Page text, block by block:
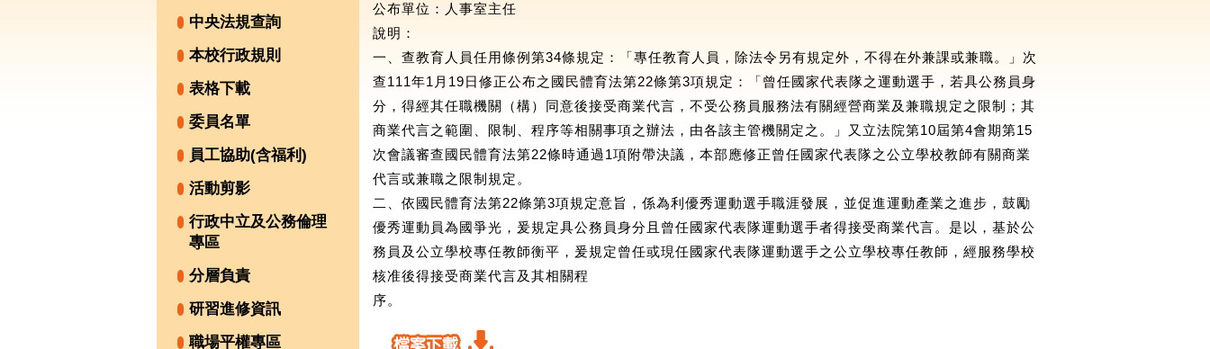
中央法規查詢
本校行政規則
表格下載
委員名單
員工協助(含福利)
活動剪影
行政中立及公務倫理
專區
分層負責
研習進修資訊
職場平權專區
公布單位 ：人事室主任
說明：
一、查教育人員任用條例第34條規定：「專任教育人員，除法令另有規定外，不得在外兼課或兼職。」次
查111年1月19日修正公布之國民體育法第22條第3項規定：「曾任國家代表隊之運動選手，若具公務員身
分，得經其任職機關（構）同意後接受商業代言，不受公務員服務法有關經營商業及兼職規定之限制；其
商業代言之範圍、限制、程序等相關事項之辦法，由各該主管機關定之。」又立法院第10屆第4會期第15
次會議審查國民體育法第22條時通過1項附帶決議，本部應修正曾任國家代表隊之公立學校教師有關商業
代言或兼職之限制規定。
二、依國民體育法第22條第3項規定意旨，係為利優秀運動選手職涯發展，並促進運動產業之進步，鼓勵
優秀運動員為國爭光，爰規定具公務員身分且曾任國家代表隊運動選手者得接受商業代言。是以，基於公
務員及公立學校專任教師衡平，爰規定曾任或現任國家代表隊運動選手之公立學校專任教師，經服務學校
核准後得接受商業代言及其相關程
序。